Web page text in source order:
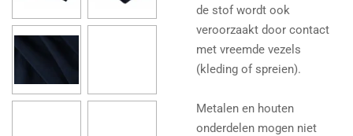
de stof wordt ook
veroorzaakt door contact
met vreemde vezels
(kleding of spreien).
Metalen en houten
onderdelen mogen niet